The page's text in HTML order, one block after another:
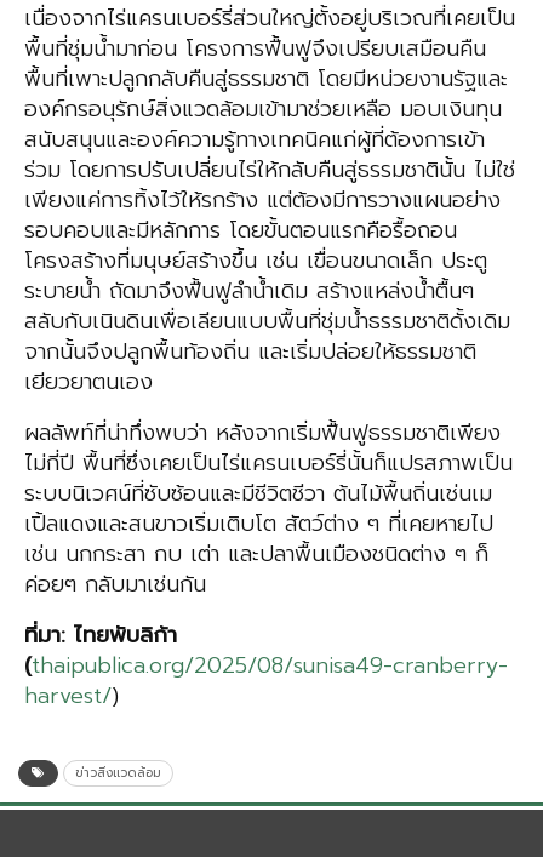
เนื่องจากไร่แครนเบอร์รี่ส่วนใหญ่ตั้งอยู่บริเวณที่เคยเป็น
พื้นที่ชุ่มน้ำมาก่อน โครงการฟื้นฟูจึงเปรียบเสมือนคืน
พื้นที่เพาะปลูกกลับคืนสู่ธรรมชาติ โดยมีหน่วยงานรัฐและ
องค์กรอนุรักษ์สิ่งแวดล้อมเข้ามาช่วยเหลือ มอบเงินทุน
สนับสนุนและองค์ความรู้ทางเทคนิคแก่ผู้ที่ต้องการเข้า
ร่วม โดยการปรับเปลี่ยนไร่ให้กลับคืนสู่ธรรมชาตินั้น ไม่ใช่
เพียงแค่การทิ้งไว้ให้รกร้าง แต่ต้องมีการวางแผนอย่าง
รอบคอบและมีหลักการ โดยขั้นตอนแรกคือรื้อถอน
โครงสร้างที่มนุษย์สร้างขึ้น เช่น เขื่อนขนาดเล็ก ประตู
ระบายน้ำ ถัดมาจึงฟื้นฟูลำน้ำเดิม สร้างแหล่งน้ำตื้นๆ
สลับกับเนินดินเพื่อเลียนแบบพื้นที่ชุ่มน้ำธรรมชาติดั้งเดิม
จากนั้นจึงปลูกพื้นท้องถิ่น และเริ่มปล่อยให้ธรรมชาติ
เยียวยาตนเอง
ผลลัพท์ที่น่าทึ่งพบว่า หลังจากเริ่มฟื้นฟูธรรมชาติเพียง
ไม่กี่ปี พื้นที่ซึ่งเคยเป็นไร่แครนเบอร์รี่นั้นก็แปรสภาพเป็น
ระบบนิเวศน์ที่ซับซ้อนและมีชีวิตชีวา ต้นไม้พื้นถิ่นเช่นเม
เปิ้ลแดงและสนขาวเริ่มเติบโต สัตว์ต่าง ๆ ที่เคยหายไป
เช่น นกกระสา กบ เต่า และปลาพื้นเมืองชนิดต่าง ๆ ก็
ค่อยๆ กลับมาเช่นกัน
ที่มา: ไทยพับลิก้า
(thaipublica.org/2025/08/sunisa49-cranberry-
harvest/)
ข่าวสิ่งแวดล้อม